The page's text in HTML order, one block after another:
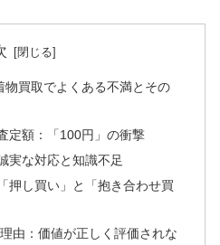
物買取でよくある不満とその
定額：「100円」の衝撃
実な対応と知識不足
押し買い」と「抱き合わせ買
由：価値が正しく評価されな